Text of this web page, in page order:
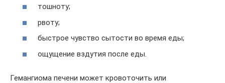
тошноту;
рвоту;
быстрое чувство сытости во время еды;
ощущение вздутия после еды.
Гемангиома печени может кровоточить или